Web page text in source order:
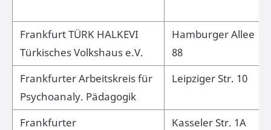
Frankfurt TÜRK HALKEVI
Türkisches Volkshaus e.V.
Hamburger Allee
88
Frankfurter Arbeitskreis für
Psychoanaly. Pädagogik
Leipziger Str. 10
Frankfurter
Kasseler Str. 1A